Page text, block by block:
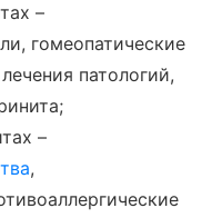
–
гомеопатические
патологий,
–
,